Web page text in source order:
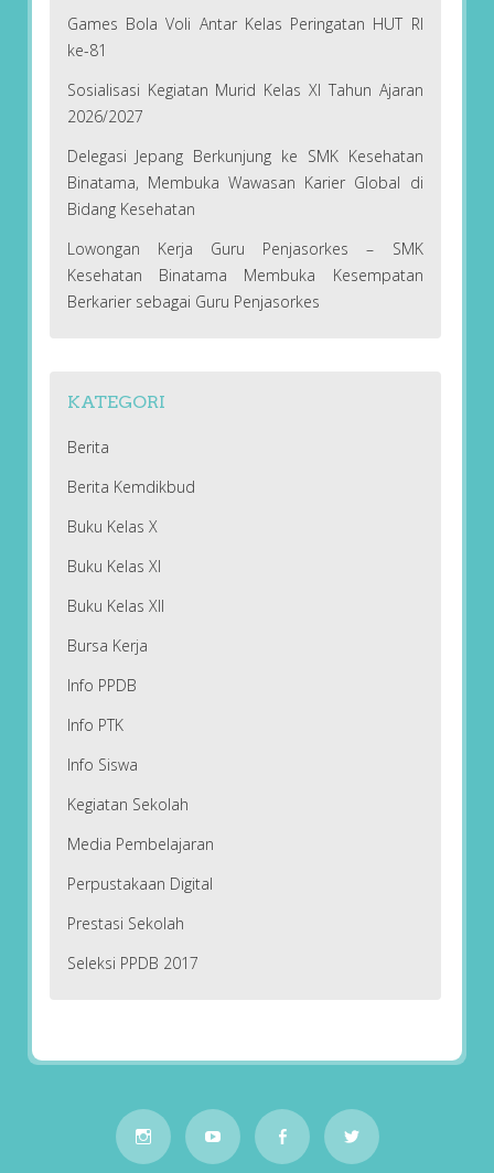
Games Bola Voli Antar Kelas Peringatan HUT RI
ke-81
Sosialisasi Kegiatan Murid Kelas XI Tahun Ajaran
2026/2027
Delegasi Jepang Berkunjung ke SMK Kesehatan
Binatama, Membuka Wawasan Karier Global di
Bidang Kesehatan
Lowongan Kerja Guru Penjasorkes – SMK
Kesehatan Binatama Membuka Kesempatan
Berkarier sebagai Guru Penjasorkes
KATEGORI
Berita
Berita Kemdikbud
Buku Kelas X
Buku Kelas XI
Buku Kelas XII
Bursa Kerja
Info PPDB
Info PTK
Info Siswa
Kegiatan Sekolah
Media Pembelajaran
Perpustakaan Digital
Prestasi Sekolah
Seleksi PPDB 2017